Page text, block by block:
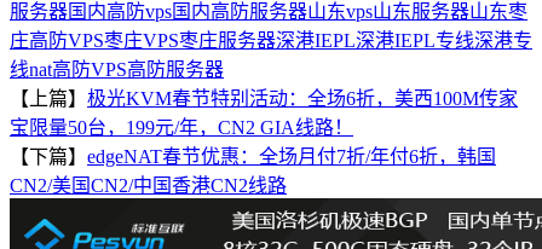
服务器国内高防vps国内高防服务器山东vps山东服务器山东枣
庄高防VPS枣庄VPS枣庄服务器深港IEPL深港IEPL专线深港专
线nat高防VPS高防服务器
【上篇】 极光KVM春节特别活动：全场6折，美西100M传家
宝限量50台，199元/年，CN2 GIA线路！
【下篇】 edgeNAT春节优惠：全场月付7折/年付6折，韩国
CN2/美国CN2/中国香港CN2线路